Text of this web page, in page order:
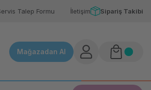
Talep Formu İletişim Sipariş Takibi
Mağazadan Al